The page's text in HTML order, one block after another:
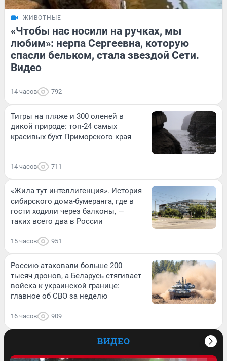
ЖИВОТНЫЕ
«Чтобы нас носили на ручках, мы
любим»: нерпа Сергеевна, которую
спасли бельком, стала звездой Сети.
Видео
14 часов 792
Тигры на пляже и 300 оленей в
дикой природе: топ-24 самых
красивых бухт Приморского края
14 часов 711
«Жила тут интеллигенция». История
сибирского дома-бумеранга, где в
гости ходили через балконы, —
таких всего два в России
15 часов 951
Россию атаковали больше 200
тысяч дронов, а Беларусь стягивает
войска к украинской границе:
главное об СВО за неделю
16 часов 909
ВИДЕО